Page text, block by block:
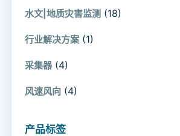
水文|地质灾害监测 (18)
行业解决方案 (1)
采集器 (4)
风速风向 (4)
产品标签